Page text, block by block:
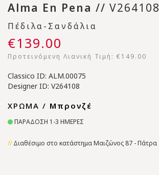
Alma En Pena // V264108
Πέδιλα-Σανδάλια
€139.00
Προτεινόμενη Λιανική Τιμή: €149.00
Classico ID: ALM.00075
Designer ID: V264108
ΧΡΩΜΑ / Μπρονζέ
ΠΑΡΑΔΟΣΗ 1-3 ΗΜΕΡΕΣ
Διαθέσιμο στο κατάστημα Μαιζώνος 87 - Πάτρα